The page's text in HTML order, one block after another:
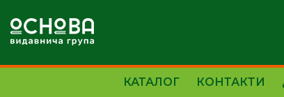
КАТАЛОГ КОНТАКТИ